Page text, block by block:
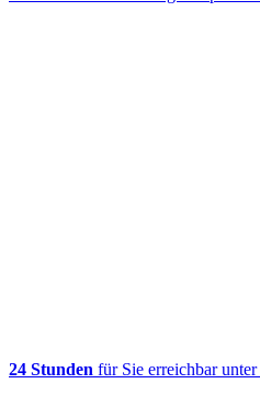
24 Stunden für Sie erreichbar unter